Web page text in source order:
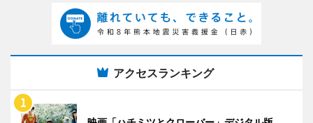
アクセスランキング